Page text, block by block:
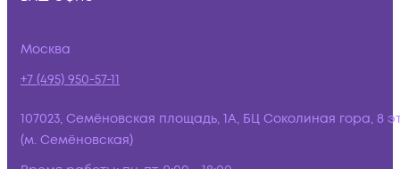
Москва
+7 (495) 950-57-11
107023, Семёновская площадь, 1А, БЦ Соколиная гора, 8
(м. Семёновская)